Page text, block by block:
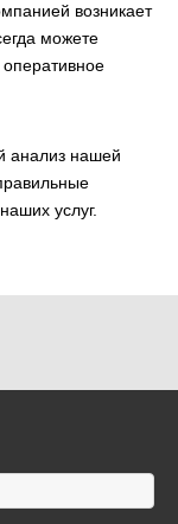
возникает
можете
оперативное
анализ нашей
услуг.